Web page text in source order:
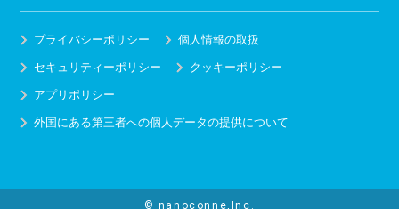
プライバシーポリシー 個人情報の取扱
セキュリティーポリシー クッキーポリシー
アプリポリシー
外国にある第三者への個人データの提供について
© nanoconne,Inc.